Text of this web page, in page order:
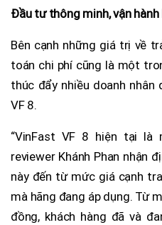
Đầu tư thông minh, vận hành
Bên cạnh những giá trị về
toán chi phí cũng là một
thúc đẩy nhiều doanh nhân
VF 8.
“VinFast VF 8 hiện tại là
reviewer Khánh Phan nhận
này đến từ mức giá cạnh
mà hãng đang áp dụng. Từ
đồng, khách hàng đã và